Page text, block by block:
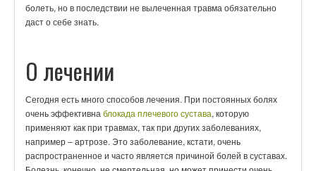
болеть, но в последствии не вылеченная травма обязательно
даст о себе знать.
О лечении
Сегодня есть много способов лечения. При постоянных болях
очень эффективна блокада плечевого сустава, которую
применяют как при травмах, так при других заболеваниях,
например – артрозе. Это заболевание, кстати, очень
распространенное и часто является причиной болей в суставах.